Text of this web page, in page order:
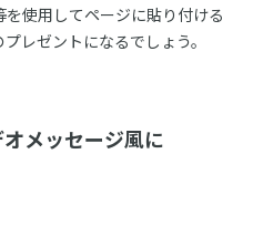
使用してページに貼り付ける
レゼントになるでしょう。
メッセージ風に